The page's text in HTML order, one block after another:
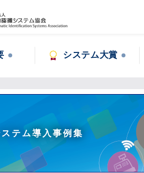
システム大賞
テム導入事例集